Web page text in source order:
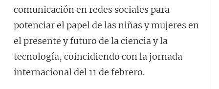
comunicación en redes sociales para
potenciar el papel de las niñas y mujeres en
el presente y futuro de la ciencia y la
tecnología, coincidiendo con la jornada
internacional del 11 de febrero.